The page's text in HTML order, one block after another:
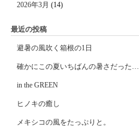
2026年3月 (14)
最近の投稿
避暑の風吹く箱根の1日
確かにこの夏いちばんの暑さだった…
in the GREEN
ヒノキの癒し
メキシコの風をたっぷりと。